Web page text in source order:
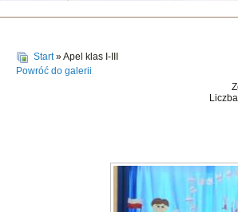
Start» Apel klas I-III
Powróć do galerii